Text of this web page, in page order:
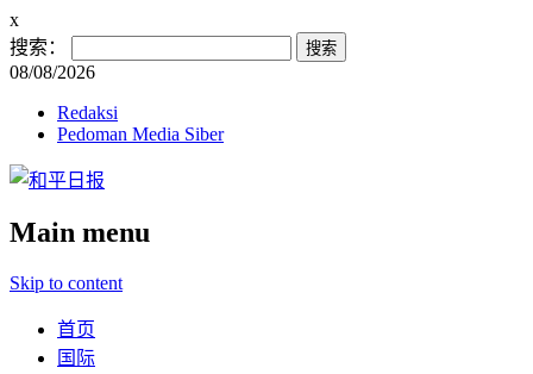
x
搜索：
08/08/2026
Redaksi
Pedoman Media Siber
Main menu
Skip to content
首页
国际